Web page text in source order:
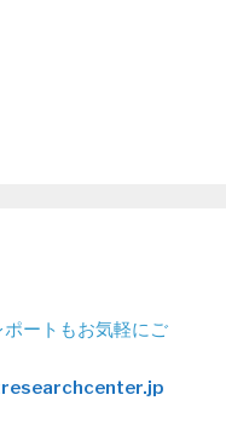
ートもお気軽にご